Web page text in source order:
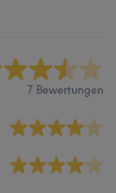
7 Bewertungen